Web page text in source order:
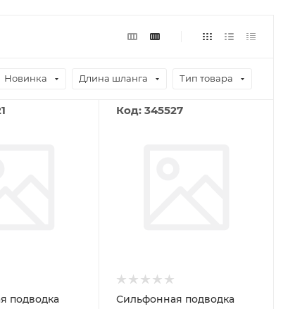
Новинка Длина шланга Тип товара
подводка
Код: 345527
Сильфонная подводка